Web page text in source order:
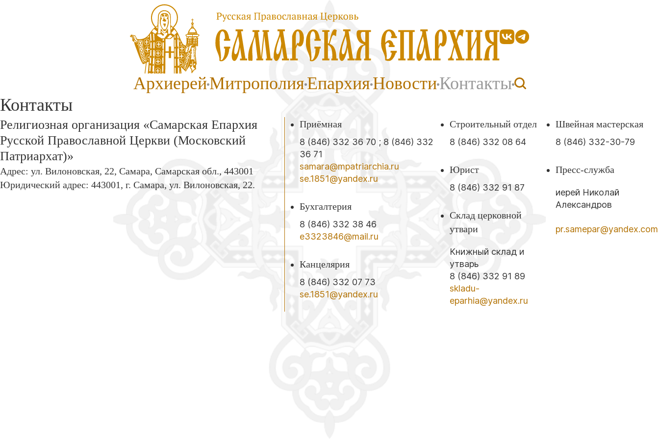
АрхиерейМитрополияЕпархияНовостиКонтакты
Контакты
Религиозная организация «Самарская Епархия
Русской Православной Церкви (Московский
Патриархат)»
Адрес: ул. Вилоновская, 22, Самара, Самарская обл., 443001
Юридический адрес: 443001, г. Самара, ул. Вилоновская, 22.
Приёмная
8 (846) 332 36 70 ; 8 (846) 332
36 71
samara@mpatriarchia.ru
se.1851@yandex.ru
Бухгалтерия
8 (846) 332 38 46
e3323846@mail.ru
Канцелярия
8 (846) 332 07 73
se.1851@yandex.ru
Строительный отдел
8 (846) 332 08 64
Юрист
8 (846) 332 91 87
Склад церковной
утвари
Книжный склад и
утварь
8 (846) 332 91 89
skladu-
eparhia@yandex.ru
Швейная мастерская
8 (846) 332-30-79
Пресс-служба
иерей Николай
Александров
pr.samepar@yandex.com